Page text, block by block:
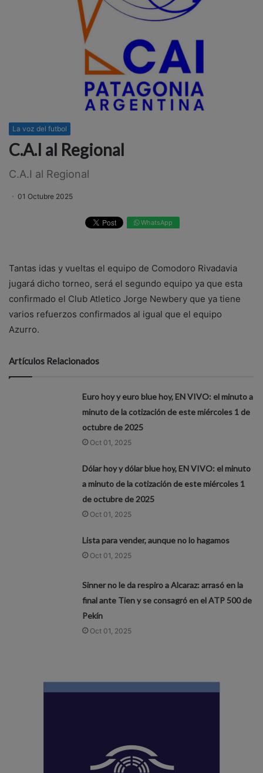
La voz del futbol
C.A.I al Regional
C.A.I al Regional
01 Octubre 2025
WhatsApp
Tantas idas y vueltas el equipo de Comodoro Rivadavia
jugará dicho torneo, será el segundo equipo ya que esta
confirmado el Club Atletico Jorge Newbery que ya tiene
varios refuerzos confirmados al igual que el equipo
Azurro.
Artículos Relacionados
Euro hoy y euro blue hoy, EN VIVO: el minuto a
minuto de la cotización de este miércoles 1 de
octubre de 2025
Oct 01, 2025
Dólar hoy y dólar blue hoy, EN VIVO: el minuto
a minuto de la cotización de este miércoles 1
de octubre de 2025
Oct 01, 2025
Lista para vender, aunque no lo hagamos
Oct 01, 2025
Sinner no le da respiro a Alcaraz: arrasó en la
final ante Tien y se consagró en el ATP 500 de
Pekín
Oct 01, 2025